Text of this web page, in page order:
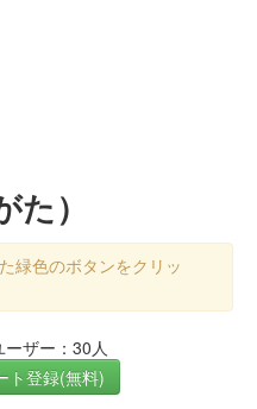
た）
緑色のボタンをクリッ
ザー：30人
ト登録(無料)